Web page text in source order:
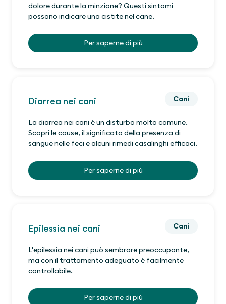
dolore durante la minzione? Questi sintomi
possono indicare una cistite nel cane.
Per saperne di più
Diarrea nei cani Cani
La diarrea nei cani è un disturbo molto comune.
Scopri le cause, il significato della presenza di
sangue nelle feci e alcuni rimedi casalinghi efficaci.
Per saperne di più
Epilessia nei cani Cani
L'epilessia nei cani può sembrare preoccupante,
ma con il trattamento adeguato è facilmente
controllabile.
Per saperne di più